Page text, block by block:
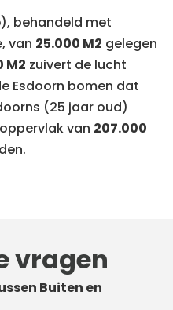
behandeld met
van 25.000 M2 gelegen
M2 zuivert de lucht
Esdoorn bomen dat
(25 jaar oud)
van 207.000
vragen
Buiten en